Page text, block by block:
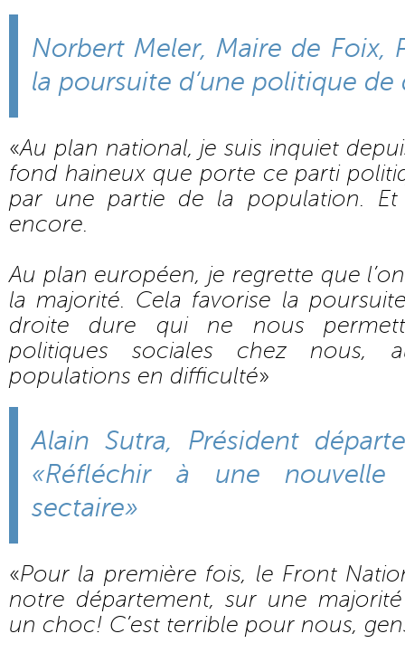
Norbert Meler, Maire de Foix,
la poursuite d’une politique
«Au plan national, je suis inquiet
fond haineux que porte ce parti
par une partie de la population.
encore.
Au plan européen, je regrette que
la majorité. Cela favorise la
droite dure qui ne nous
politiques sociales chez nous,
populations en difficulté»
Alain Sutra, Président
«Réfléchir à une nouvelle
sectaire»
«Pour la première fois, le Front
notre département, sur une majorité
un choc! C’est terrible pour nous,